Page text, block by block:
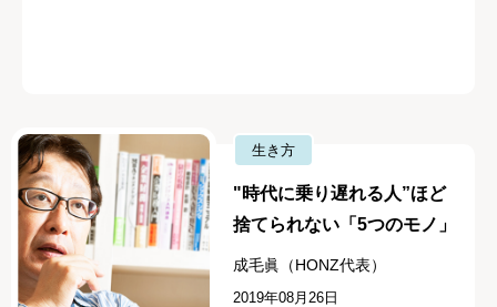
生き方
"時代に乗り遅れる人”ほど
捨てられない「5つのモノ」
成毛眞（HONZ代表）
2019年08月26日